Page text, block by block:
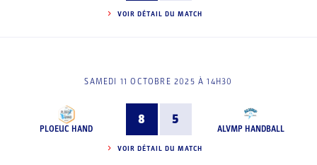
VOIR DÉTAIL DU MATCH
SAMEDI 11 OCTOBRE 2025 À 14H30
PLOEUC HAND
8 5
ALVMP HANDBALL
VOIR DÉTAIL DU MATCH